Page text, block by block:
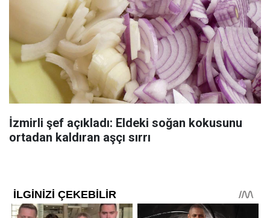
İzmirli şef açıkladı: Eldeki soğan kokusunu
ortadan kaldıran aşçı sırrı